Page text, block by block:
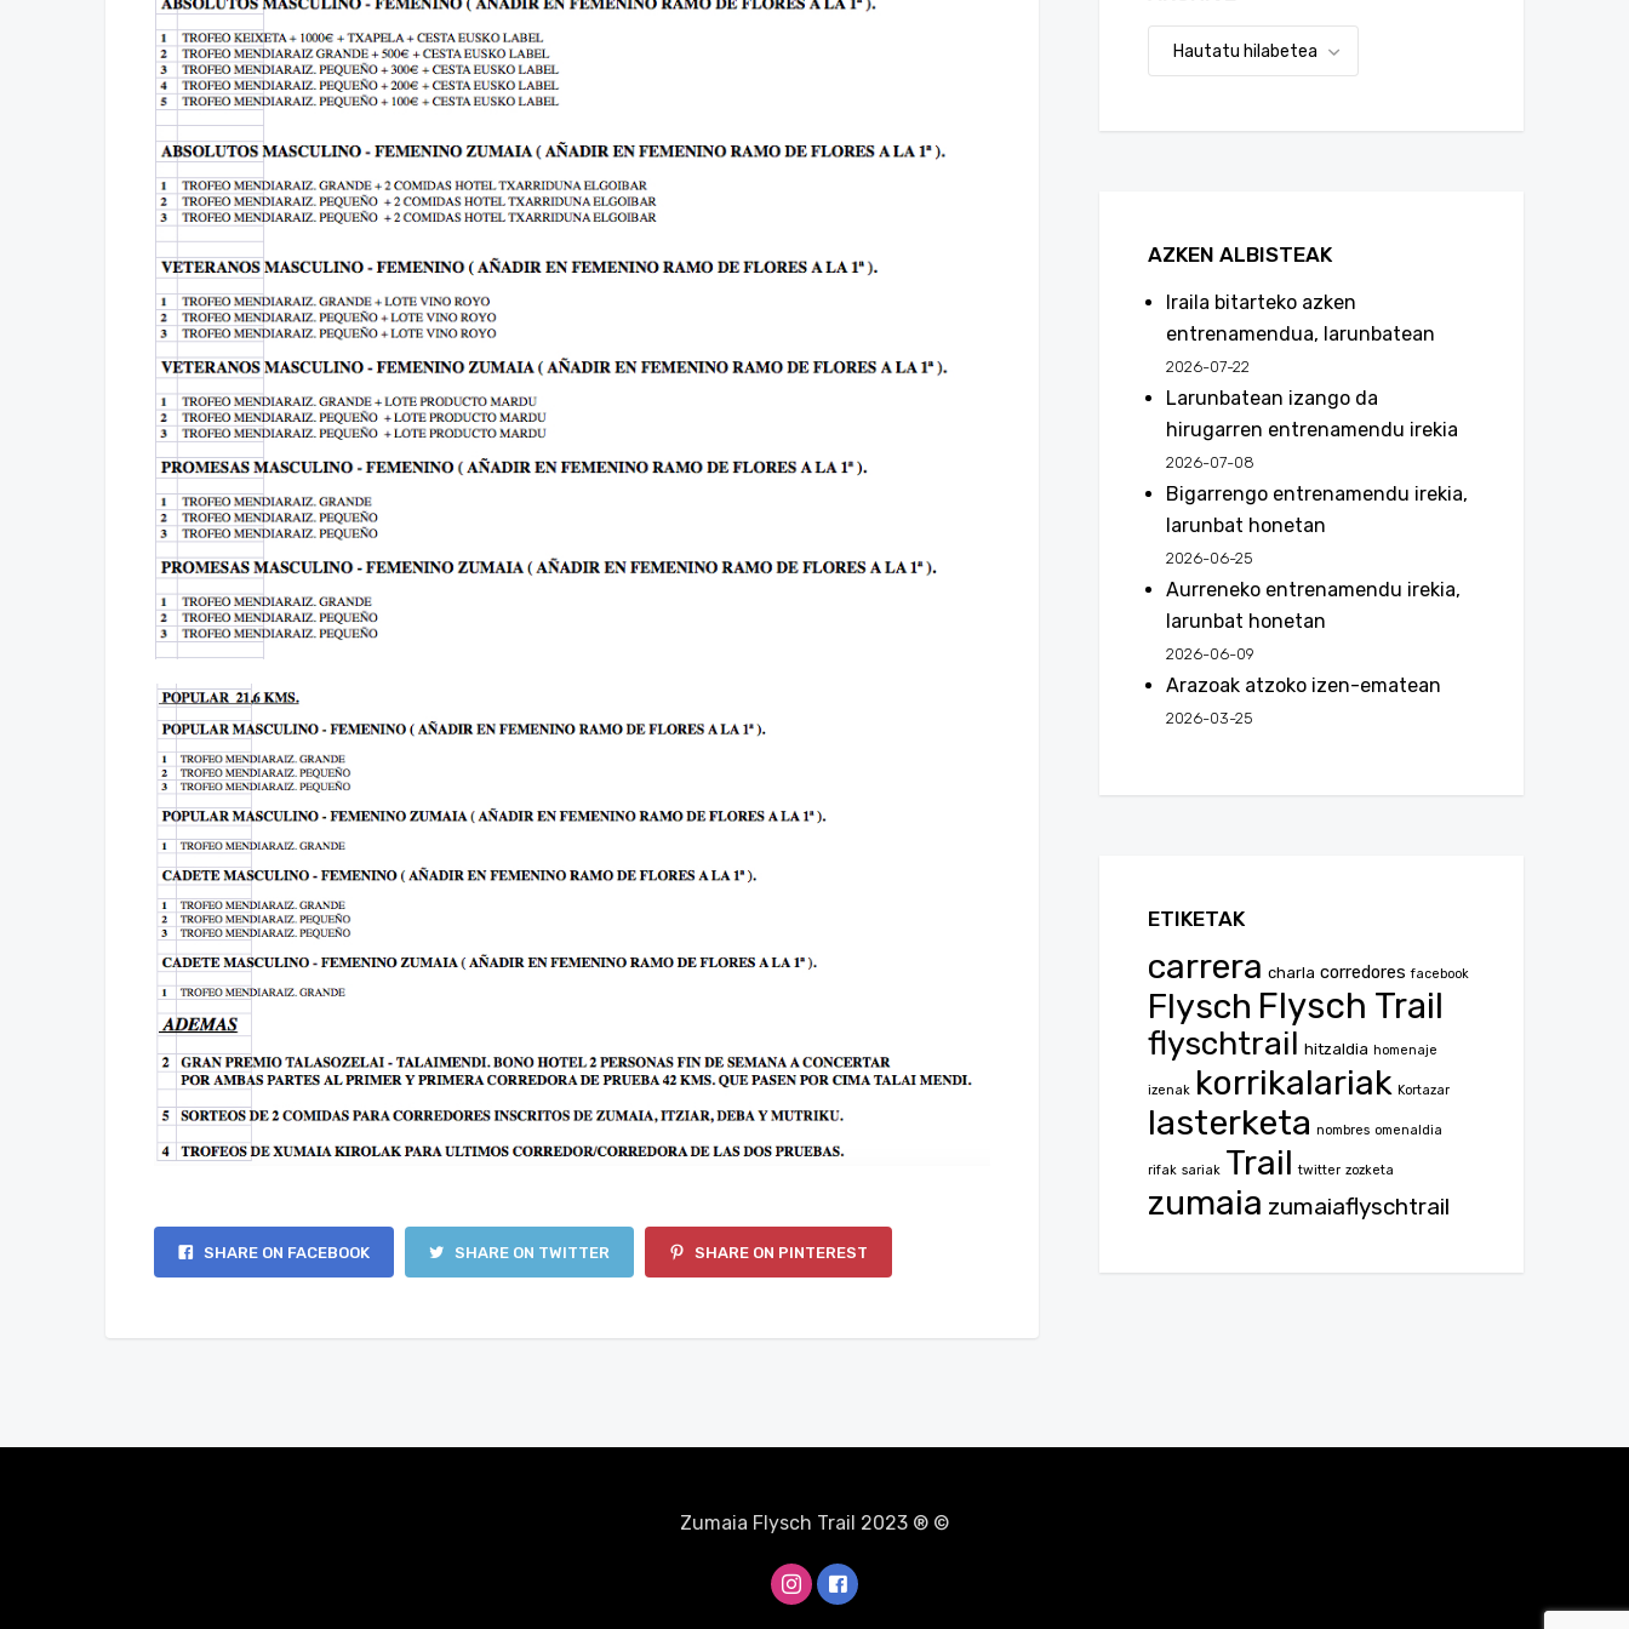
SHARE ON FACEBOOK SHARE ON TWITTER SHARE ON PINTEREST
AZKEN ALBISTEAK
Iraila bitarteko azken
entrenamendua, larunbatean
2026-07-22
Larunbatean izango da
hirugarren entrenamendu irekia
2026-07-08
Bigarrengo entrenamendu irekia,
larunbat honetan
2026-06-25
Aurreneko entrenamendu irekia,
larunbat honetan
2026-06-09
Arazoak atzoko izen-ematean
2026-03-25
ETIKETAK
carrera charla corredores facebook
Flysch Flysch Trail
flyschtrail hitzaldia homenaje
izenak korrikalariak Kortazar
lasterketa nombres omenaldia
rifak sariak Trail twitter zozketa
zumaia zumaiaflyschtrail
Zumaia Flysch Trail 2023 ® ©